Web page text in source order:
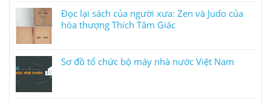
Đọc lại sách của người xưa: Zen và Judo của
hòa thượng Thích Tâm Giác
Sơ đồ tổ chức bộ máy nhà nước Việt Nam